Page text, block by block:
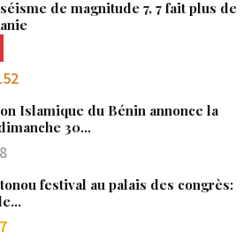
de magnitude 7, 7 fait plus de
Islamique du Bénin annonce la
30…
festival au palais des congrès: